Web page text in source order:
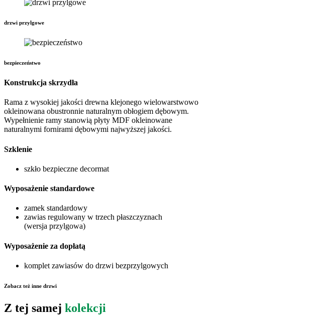
drzwi przylgowe
bezpieczeństwo
Konstrukcja skrzydła
Rama z wysokiej jakości drewna klejonego wielowarstwowo
okleinowana obustronnie naturalnym obłogiem dębowym.
Wypełnienie ramy stanowią płyty MDF okleinowane
naturalnymi fornirami dębowymi najwyższej jakości.
Szklenie
szkło bezpieczne decormat
Wyposażenie standardowe
zamek standardowy
zawias regulowany w trzech płaszczyznach
(wersja przylgowa)
Wyposażenie za dopłatą
komplet zawiasów do drzwi bezprzylgowych
Zobacz też inne drzwi
Z tej samej kolekcji